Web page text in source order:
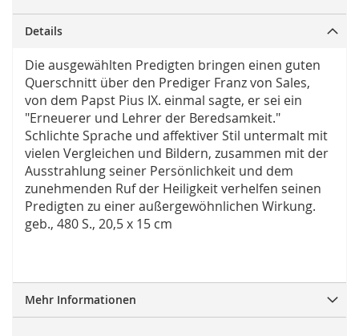
Details
Die ausgewählten Predigten bringen einen guten
Querschnitt über den Prediger Franz von Sales,
von dem Papst Pius IX. einmal sagte, er sei ein
"Erneuerer und Lehrer der Beredsamkeit."
Schlichte Sprache und affektiver Stil untermalt mit
vielen Vergleichen und Bildern, zusammen mit der
Ausstrahlung seiner Persönlichkeit und dem
zunehmenden Ruf der Heiligkeit verhelfen seinen
Predigten zu einer außergewöhnlichen Wirkung.
geb., 480 S., 20,5 x 15 cm
Mehr Informationen